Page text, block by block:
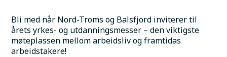
Bli med når Nord-Troms og Balsfjord inviterer til
årets yrkes- og utdanningsmesser – den viktigste
møteplassen mellom arbeidsliv og framtidas
arbeidstakere!